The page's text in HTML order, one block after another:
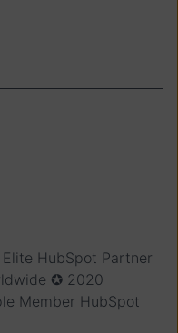
HubSpot Partner
✪ 2020
Member HubSpot